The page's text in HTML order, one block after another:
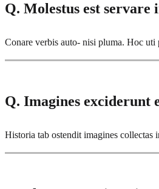
Q. Molestus est servare
Conare verbis auto- nisi pluma. Hoc uti
Q. Imagines exciderunt
Historia tab ostendit imagines